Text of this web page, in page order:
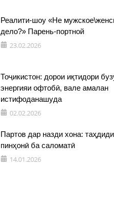
Реалити-шоу «Не
дело?» Парень-портной
23.02.2026
Тоҷикистон: дорои иқтидори
энергияи офтобӣ, вале амалан
истифоданашуда
02.02.2026
Партов дар назди хона: таҳдиди
пинҳонӣ ба саломатӣ
14.01.2026